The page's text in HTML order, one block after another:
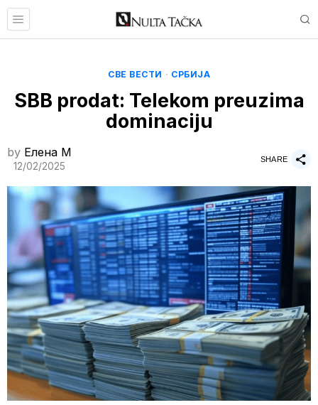
СВЕ ВЕСТИ · СРБИЈА
SBB prodat: Telekom preuzima
dominaciju
by Елена M
12/02/2025
SHARE